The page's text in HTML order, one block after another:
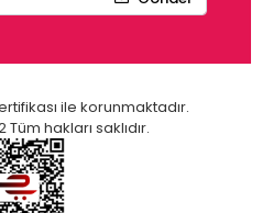
ile korunmaktadır.
hakları saklıdır.